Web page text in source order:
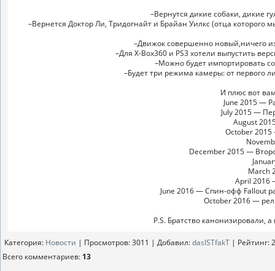
–Вернутся дикие собаки, дикие
–Вернется Доктор Ли, Тридогнайт и Брайан Уилкс (отца
–Движок совершенно новый,ничего
–Для X-Box360 и PS3 хотели выпустить
–Можно будет импортировать
–Будет три режима камеры: от первого
И плюс вот
June 2015 —
July 2015 —
August
October 2015
December 2015 —
March
April 2016
June 2016 — Спин-офф Fallout
October 2016 —
P.S. Братство канонизировали,
Категория: Новости | Просмотров: 3011 | Добавил:dasISTfakT | Рейтинг:
Всего комментариев: 13